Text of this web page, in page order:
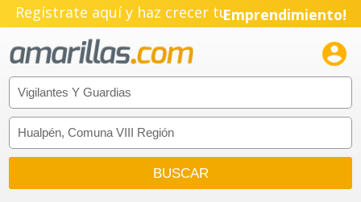
Regístrate aquí y haz crecer tuEmprendimiento!
